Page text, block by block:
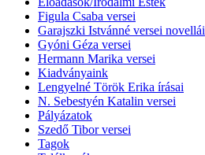
Figula Csaba versei
Garajszki Istvánné versei novellái
Gyóni Géza versei
Hermann Marika versei
Kiadványaink
Lengyelné Török Erika írásai
N. Sebestyén Katalin versei
Pályázatok
Szedő Tibor versei
Tagok